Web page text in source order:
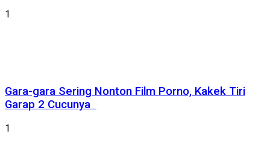
1
Gara-gara Sering Nonton Film Porno, Kakek Tiri
Garap 2 Cucunya
1